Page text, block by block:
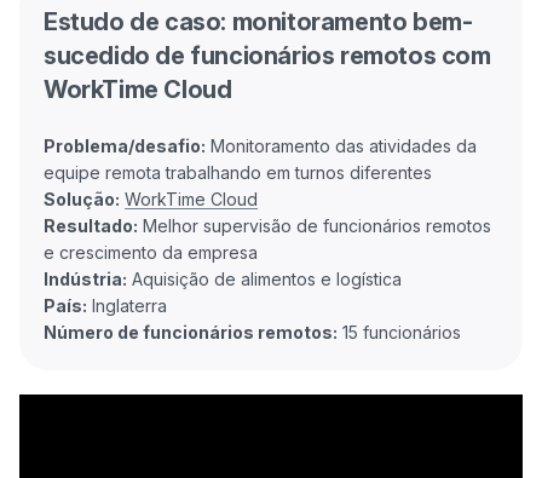
Estudo de caso: monitoramento bem-
sucedido de funcionários remotos com
WorkTime Cloud
Problema/desafio: Monitoramento das atividades da
Solução: WorkTime Cloud
Resultado: Melhor supervisão de funcionários remotos
Indústria:
País:
Número de funcionários remotos: